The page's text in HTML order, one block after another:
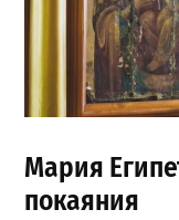
Мария
покаяния